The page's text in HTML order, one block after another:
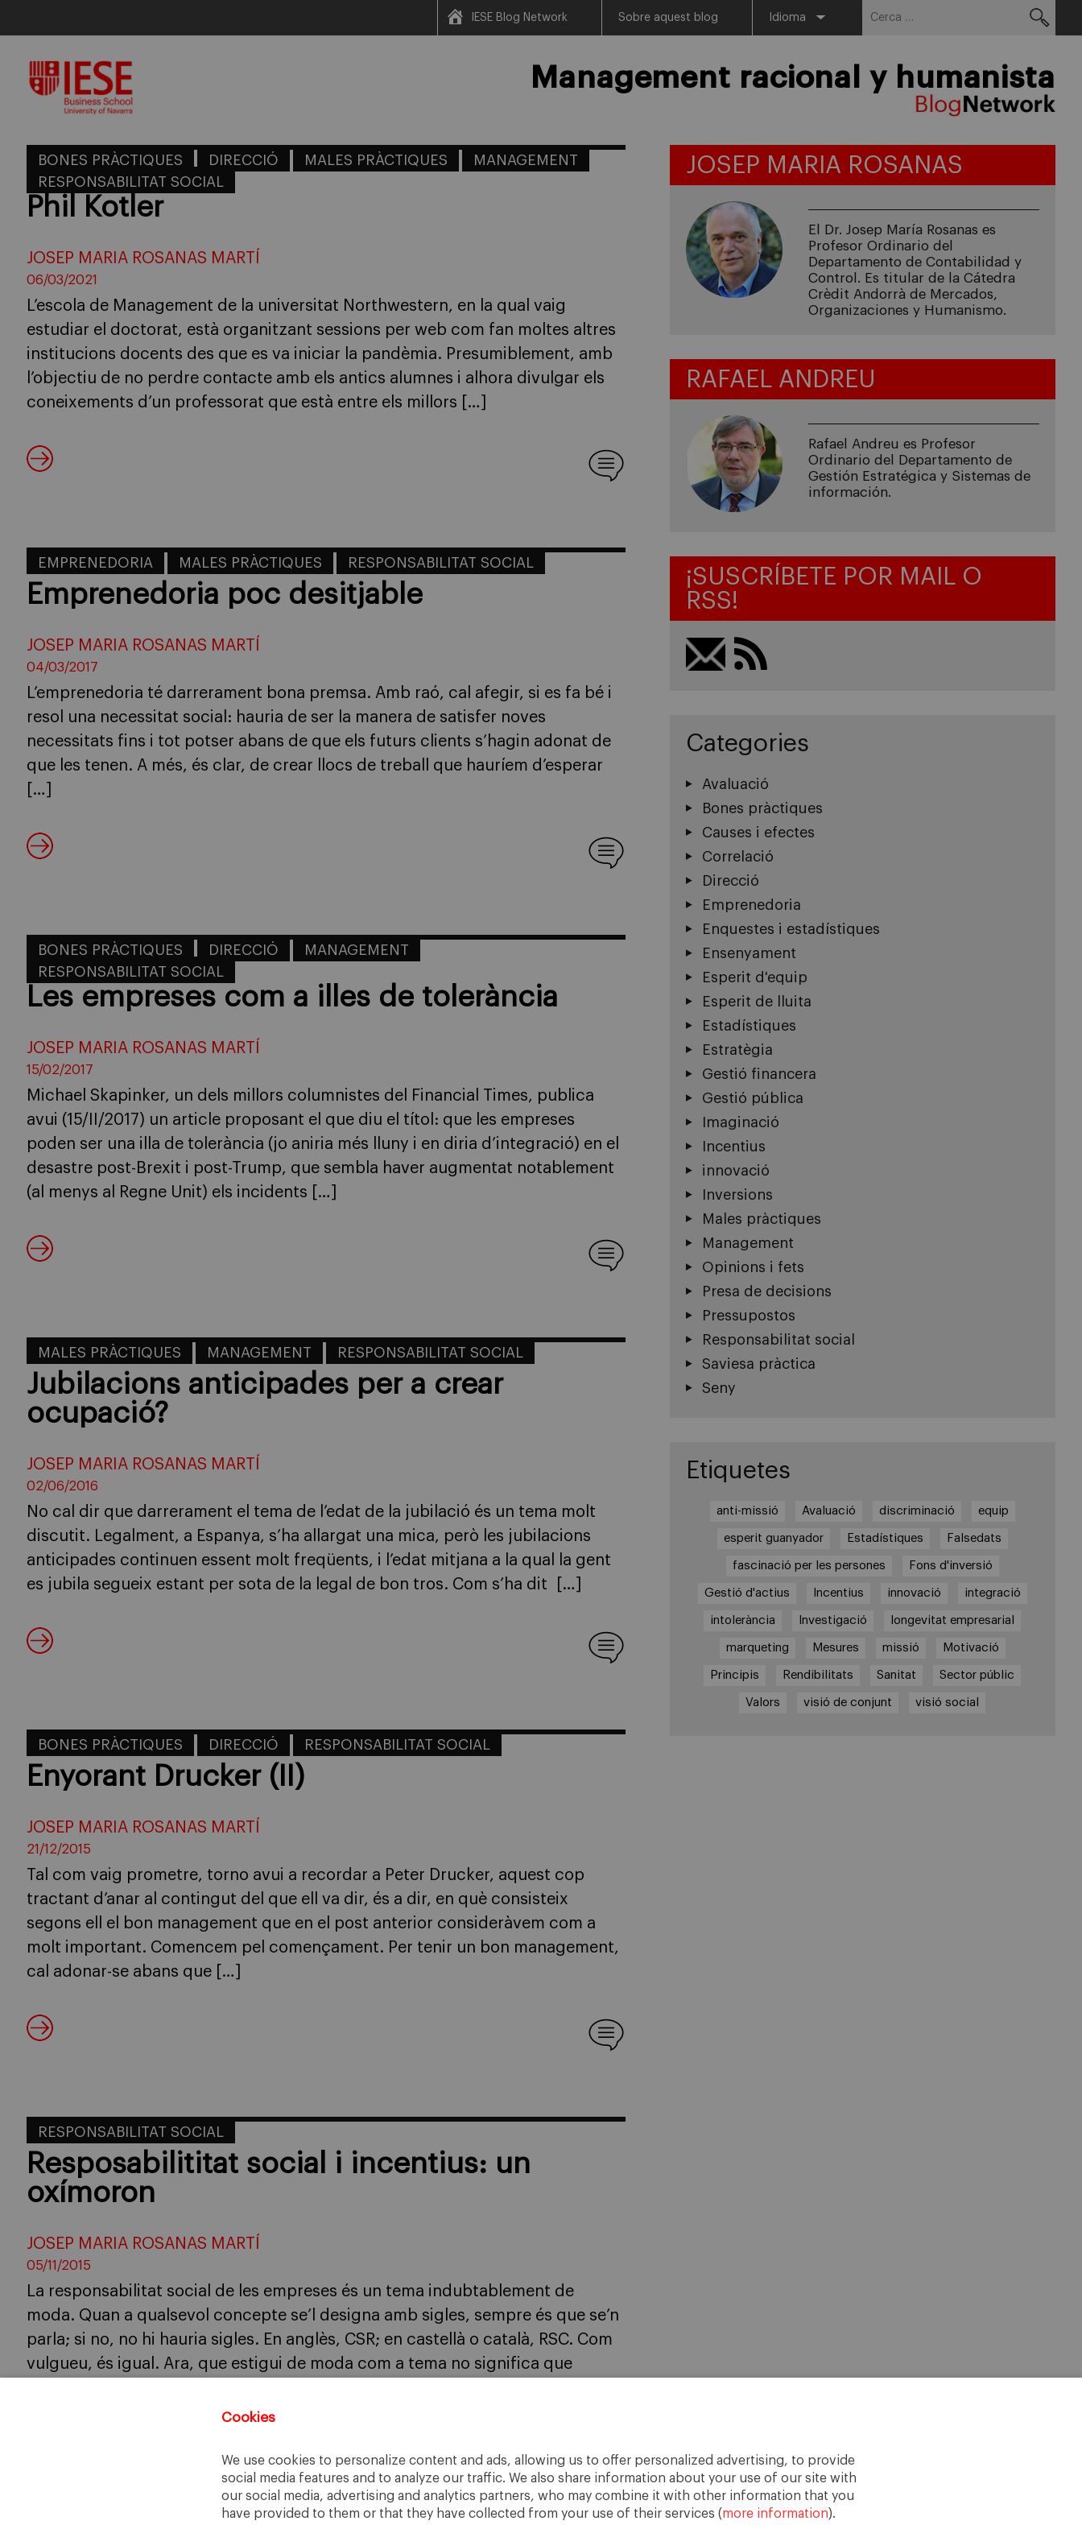
Cookies
We use cookies to personalize content and ads, allowing us to offer personalized advertising, to provide
social media features and to analyze our traffic. We also share information about your use of our site with
our social media, advertising and analytics partners, who may combine it with other information that you
have provided to them or that they have collected from your use of their services (more information).
content
IESE Blog Network Sobre aquest blog Idioma
Management racional y humanista
BONES PRÀCTIQUES DIRECCIÓ MALES PRÀCTIQUES
MANAGEMENT
RESPONSABILITAT SOCIAL
Phil Kotler
JOSEP MARIA ROSANAS MARTÍ
06/03/2021
L’escola de Management de la universitat Northwestern, en la qual vaig
estudiar el doctorat, està organitzant sessions per web com fan moltes altres
institucions docents des que es va iniciar la pandèmia. Presumiblement, amb
l’objectiu de no perdre contacte amb els antics alumnes i alhora divulgar els
coneixements d’un professorat que està entre els millors […]
EMPRENEDORIA MALES PRÀCTIQUES RESPONSABILITAT SOCIAL
Emprenedoria poc desitjable
JOSEP MARIA ROSANAS MARTÍ
04/03/2017
L’emprenedoria té darrerament bona premsa. Amb raó, cal afegir, si es fa bé i
resol una necessitat social: hauria de ser la manera de satisfer noves
necessitats fins i tot potser abans de que els futurs clients s’hagin adonat de
que les tenen. A més, és clar, de crear llocs de treball que hauríem d’esperar
[…]
BONES PRÀCTIQUES DIRECCIÓ
MANAGEMENT
RESPONSABILITAT SOCIAL
Les empreses com a illes de tolerància
JOSEP MARIA ROSANAS MARTÍ
15/02/2017
Michael Skapinker, un dels millors columnistes del Financial Times, publica
avui (15/II/2017) un article proposant el que diu el títol: que les empreses
poden ser una illa de tolerància (jo aniria més lluny i en diria d’integració) en el
desastre post-Brexit i post-Trump, que sembla haver augmentat notablement
(al menys al Regne Unit) els incidents […]
MALES PRÀCTIQUES MANAGEMENT RESPONSABILITAT SOCIAL
Jubilacions anticipades per a crear
ocupació?
JOSEP MARIA ROSANAS MARTÍ
02/06/2016
No cal dir que darrerament el tema de l’edat de la jubilació és un tema molt
discutit. Legalment, a Espanya, s’ha allargat una mica, però les jubilacions
anticipades continuen essent molt freqüents, i l’edat mitjana a la qual la gent
es jubila segueix estant per sota de la legal de bon tros. Com s’ha dit […]
BONES PRÀCTIQUES DIRECCIÓ RESPONSABILITAT SOCIAL
Enyorant Drucker (II)
JOSEP MARIA ROSANAS MARTÍ
21/12/2015
Tal com vaig prometre, torno avui a recordar a Peter Drucker, aquest cop
tractant d’anar al contingut del que ell va dir, és a dir, en què consisteix
segons ell el bon management que en el post anterior consideràvem com a
molt important. Comencem pel començament. Per tenir un bon management,
cal adonar-se abans que […]
RESPONSABILITAT SOCIAL
Resposabilititat social i incentius: un
oxímoron
JOSEP MARIA ROSANAS MARTÍ
05/11/2015
La responsabilitat social de les empreses és un tema indubtablement de
moda. Quan a qualsevol concepte se’l designa amb sigles, sempre és que se’n
parla; si no, no hi hauria sigles. En anglès, CSR; en castellà o català, RSC. Com
vulgueu, és igual. Ara, que estigui de moda com a tema no significa que
JOSEP MARIA ROSANAS
El Dr. Josep María Rosanas es
Profesor Ordinario del
Departamento de Contabilidad y
Control. Es titular de la Cátedra
Crèdit Andorrà de Mercados,
Organizaciones y Humanismo.
RAFAEL ANDREU
Rafael Andreu es Profesor
Ordinario del Departamento de
Gestión Estratégica y Sistemas de
información.
¡SUSCRÍBETE POR MAIL O
RSS!
Categories
Avaluació
Bones pràctiques
Causes i efectes
Correlació
Direcció
Emprenedoria
Enquestes i estadístiques
Ensenyament
Esperit d'equip
Esperit de lluita
Estadístiques
Estratègia
Gestió financera
Gestió pública
Imaginació
Incentius
innovació
Inversions
Males pràctiques
Management
Opinions i fets
Presa de decisions
Pressupostos
Responsabilitat social
Saviesa pràctica
Seny
Etiquetes
anti-missió Avaluació discriminació equip
esperit guanyador Estadístiques Falsedats
fascinació per les persones Fons d'inversió
Gestió d'actius Incentius innovació integració
intolerància Investigació longevitat empresarial
marqueting Mesures missió Motivació
Principis Rendibilitats Sanitat Sector públic
Valors visió de conjunt visió social